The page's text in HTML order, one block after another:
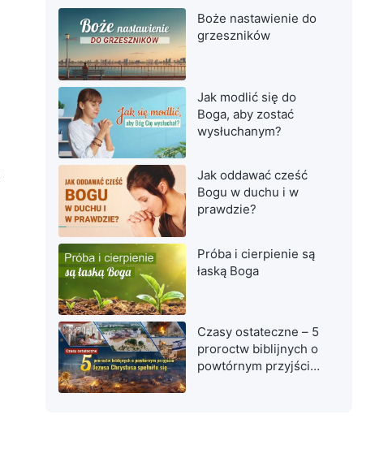
Boże nastawienie do
grzeszników
Jak modlić się do
Boga, aby zostać
wysłuchanym?
Jak oddawać cześć
Bogu w duchu i w
prawdzie?
Próba i cierpienie są
łaską Boga
Czasy ostateczne – 5
proroctw biblijnych o
powtórnym przyjściu